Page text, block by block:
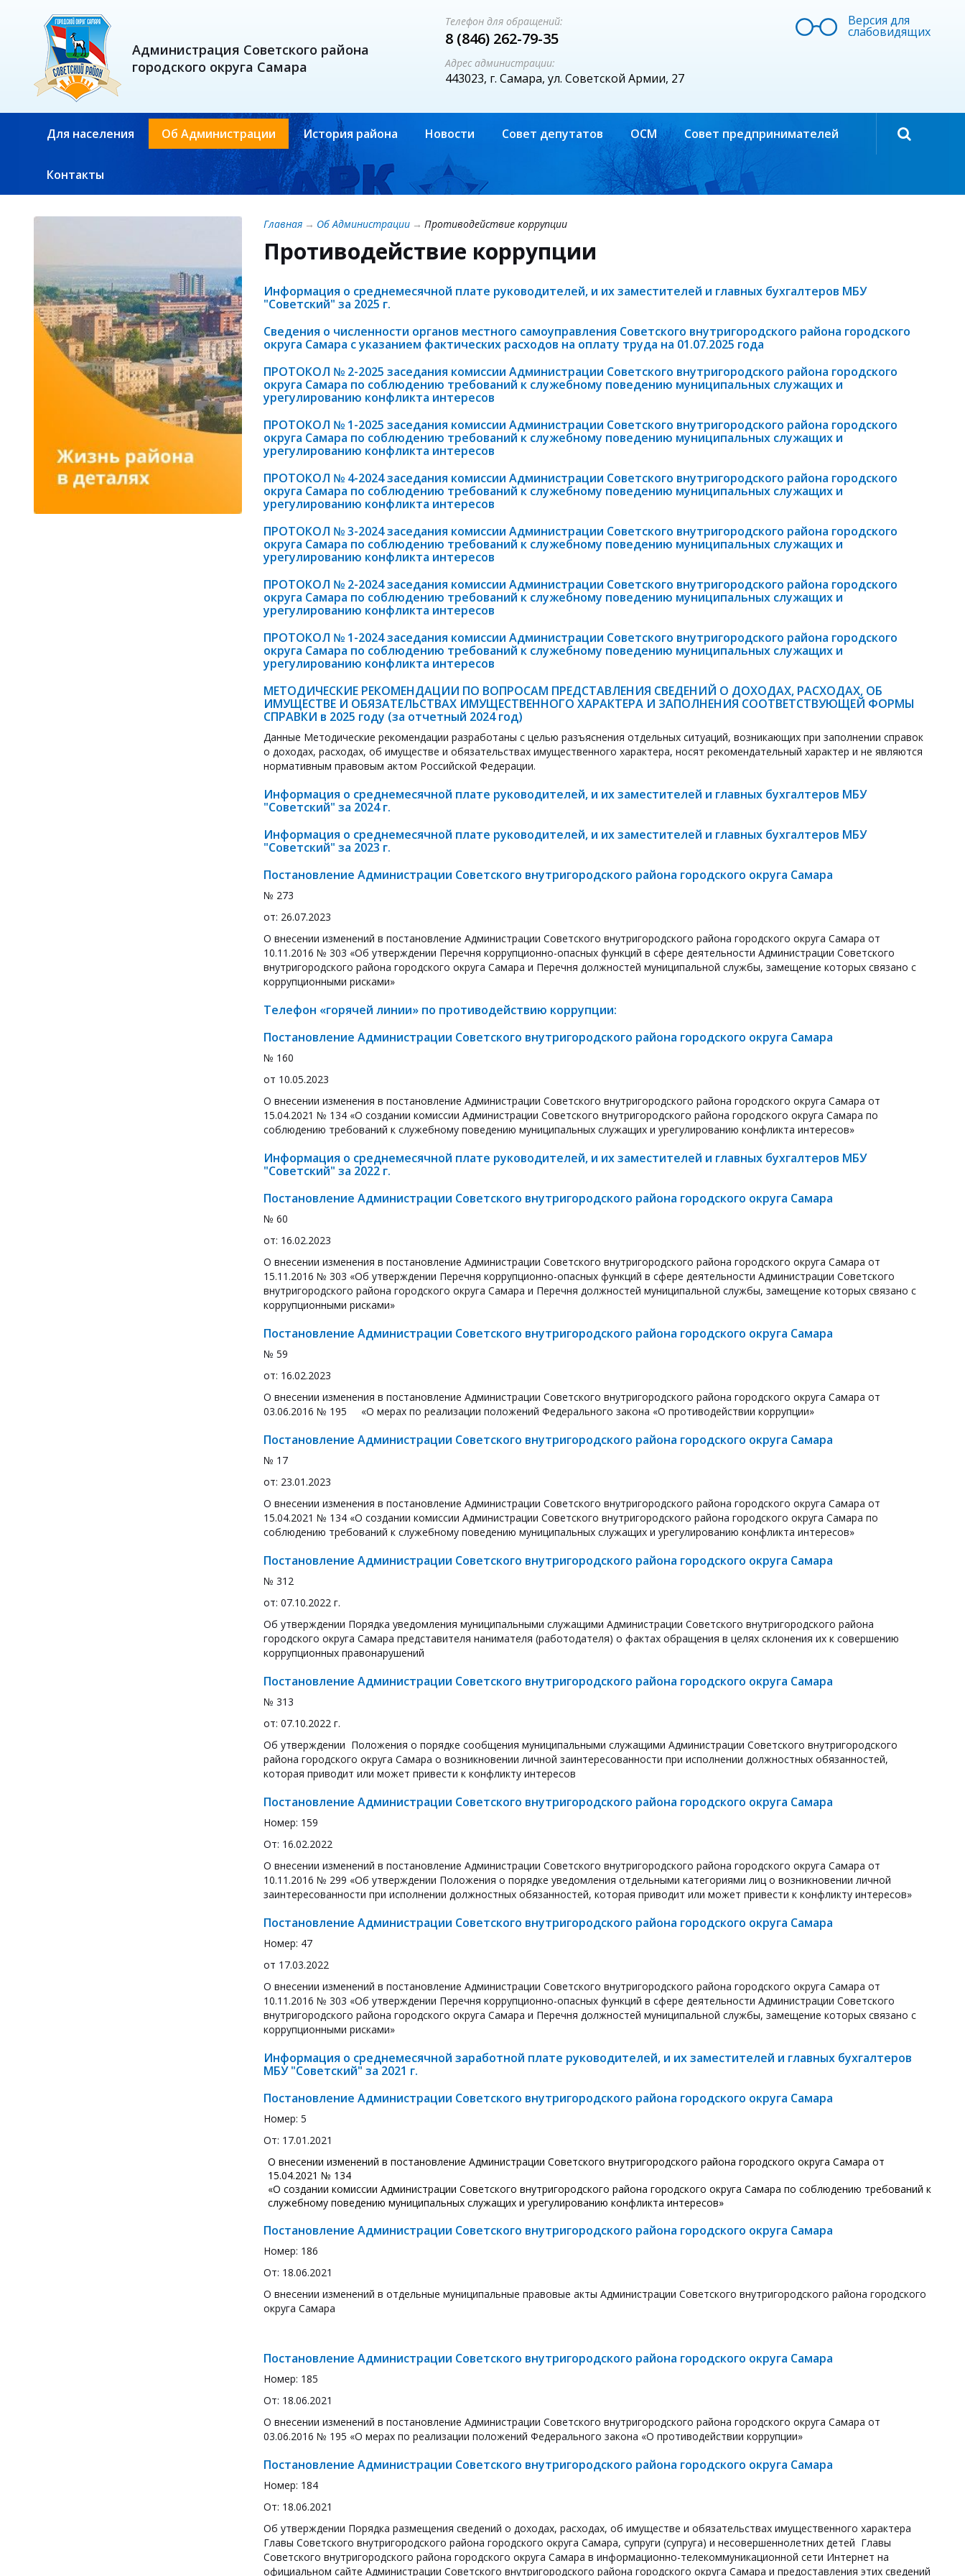
Администрация Советского района
городского округа Самара
Телефон для обращений:
8 (846) 262-79-35
Адрес администрации:
443023, г. Самара, ул. Советской Армии, 27
Версия для
слабовидящих
Для населения Об Администрации История района Новости Совет депутатов ОСМ Совет предпринимателей
Контакты
Главная → Об Администрации → Противодействие коррупции
Противодействие коррупции
Информация о среднемесячной плате руководителей, и их заместителей и главных бухгалтеров МБУ
"Советский" за 2025 г.
Сведения о численности органов местного самоуправления Советского внутригородского района городского
округа Самара с указанием фактических расходов на оплату труда на 01.07.2025 года
ПРОТОКОЛ № 2-2025 заседания комиссии Администрации Советского внутригородского района городского
округа Самара по соблюдению требований к служебному поведению муниципальных служащих и
урегулированию конфликта интересов
ПРОТОКОЛ № 1-2025 заседания комиссии Администрации Советского внутригородского района городского
округа Самара по соблюдению требований к служебному поведению муниципальных служащих и
урегулированию конфликта интересов
ПРОТОКОЛ № 4-2024 заседания комиссии Администрации Советского внутригородского района городского
округа Самара по соблюдению требований к служебному поведению муниципальных служащих и
урегулированию конфликта интересов
ПРОТОКОЛ № 3-2024 заседания комиссии Администрации Советского внутригородского района городского
округа Самара по соблюдению требований к служебному поведению муниципальных служащих и
урегулированию конфликта интересов
ПРОТОКОЛ № 2-2024 заседания комиссии Администрации Советского внутригородского района городского
округа Самара по соблюдению требований к служебному поведению муниципальных служащих и
урегулированию конфликта интересов
ПРОТОКОЛ № 1-2024 заседания комиссии Администрации Советского внутригородского района городского
округа Самара по соблюдению требований к служебному поведению муниципальных служащих и
урегулированию конфликта интересов
МЕТОДИЧЕСКИЕ РЕКОМЕНДАЦИИ ПО ВОПРОСАМ ПРЕДСТАВЛЕНИЯ СВЕДЕНИЙ О ДОХОДАХ, РАСХОДАХ, ОБ
ИМУЩЕСТВЕ И ОБЯЗАТЕЛЬСТВАХ ИМУЩЕСТВЕННОГО ХАРАКТЕРА И ЗАПОЛНЕНИЯ СООТВЕТСТВУЮЩЕЙ ФОРМЫ
СПРАВКИ в 2025 году (за отчетный 2024 год)
Данные Методические рекомендации разработаны с целью разъяснения отдельных ситуаций, возникающих при заполнении справок
о доходах, расходах, об имуществе и обязательствах имущественного характера, носят рекомендательный характер и не являются
нормативным правовым актом Российской Федерации.
Информация о среднемесячной плате руководителей, и их заместителей и главных бухгалтеров МБУ
"Советский" за 2024 г.
Информация о среднемесячной плате руководителей, и их заместителей и главных бухгалтеров МБУ
"Советский" за 2023 г.
Постановление Администрации Советского внутригородского района городского округа Самара
№ 273
от: 26.07.2023
О внесении изменений в постановление Администрации Советского внутригородского района городского округа Самара от
10.11.2016 № 303 «Об утверждении Перечня коррупционно-опасных функций в сфере деятельности Администрации Советского
внутригородского района городского округа Самара и Перечня должностей муниципальной службы, замещение которых связано с
коррупционными рисками»
Телефон «горячей линии» по противодействию коррупции:
Постановление Администрации Советского внутригородского района городского округа Самара
№ 160
от 10.05.2023
О внесении изменения в постановление Администрации Советского внутригородского района городского округа Самара от
15.04.2021 № 134 «О создании комиссии Администрации Советского внутригородского района городского округа Самара по
соблюдению требований к служебному поведению муниципальных служащих и урегулированию конфликта интересов»
Информация о среднемесячной плате руководителей, и их заместителей и главных бухгалтеров МБУ
"Советский" за 2022 г.
Постановление Администрации Советского внутригородского района городского округа Самара
№ 60
от: 16.02.2023
О внесении изменения в постановление Администрации Советского внутригородского района городского округа Самара от
15.11.2016 № 303 «Об утверждении Перечня коррупционно-опасных функций в сфере деятельности Администрации Советского
внутригородского района городского округа Самара и Перечня должностей муниципальной службы, замещение которых связано с
коррупционными рисками»
Постановление Администрации Советского внутригородского района городского округа Самара
№ 59
от: 16.02.2023
О внесении изменения в постановление Администрации Советского внутригородского района городского округа Самара от
03.06.2016 № 195 «О мерах по реализации положений Федерального закона «О противодействии коррупции»
Постановление Администрации Советского внутригородского района городского округа Самара
№ 17
от: 23.01.2023
О внесении изменения в постановление Администрации Советского внутригородского района городского округа Самара от
15.04.2021 № 134 «О создании комиссии Администрации Советского внутригородского района городского округа Самара по
соблюдению требований к служебному поведению муниципальных служащих и урегулированию конфликта интересов»
Постановление Администрации Советского внутригородского района городского округа Самара
№ 312
от: 07.10.2022 г.
Об утверждении Порядка уведомления муниципальными служащими Администрации Советского внутригородского района
городского округа Самара представителя нанимателя (работодателя) о фактах обращения в целях склонения их к совершению
коррупционных правонарушений
Постановление Администрации Советского внутригородского района городского округа Самара
№ 313
от: 07.10.2022 г.
Об утверждении Положения о порядке сообщения муниципальными служащими Администрации Советского внутригородского
района городского округа Самара о возникновении личной заинтересованности при исполнении должностных обязанностей,
которая приводит или может привести к конфликту интересов
Постановление Администрации Советского внутригородского района городского округа Самара
Номер: 159
От: 16.02.2022
О внесении изменений в постановление Администрации Советского внутригородского района городского округа Самара от
10.11.2016 № 299 «Об утверждении Положения о порядке уведомления отдельными категориями лиц о возникновении личной
заинтересованности при исполнении должностных обязанностей, которая приводит или может привести к конфликту интересов»
Постановление Администрации Советского внутригородского района городского округа Самара
Номер: 47
от 17.03.2022
О внесении изменений в постановление Администрации Советского внутригородского района городского округа Самара от
10.11.2016 № 303 «Об утверждении Перечня коррупционно-опасных функций в сфере деятельности Администрации Советского
внутригородского района городского округа Самара и Перечня должностей муниципальной службы, замещение которых связано с
коррупционными рисками»
Информация о среднемесячной заработной плате руководителей, и их заместителей и главных бухгалтеров
МБУ "Советский" за 2021 г.
Постановление Администрации Советского внутригородского района городского округа Самара
Номер: 5
От: 17.01.2021
О внесении изменений в постановление Администрации Советского внутригородского района городского округа Самара от
15.04.2021 № 134
«О создании комиссии Администрации Советского внутригородского района городского округа Самара по соблюдению требований к
служебному поведению муниципальных служащих и урегулированию конфликта интересов»
Постановление Администрации Советского внутригородского района городского округа Самара
Номер: 186
От: 18.06.2021
О внесении изменений в отдельные муниципальные правовые акты Администрации Советского внутригородского района городского
округа Самара
Постановление Администрации Советского внутригородского района городского округа Самара
Номер: 185
От: 18.06.2021
О внесении изменений в постановление Администрации Советского внутригородского района городского округа Самара от
03.06.2016 № 195 «О мерах по реализации положений Федерального закона «О противодействии коррупции»
Постановление Администрации Советского внутригородского района городского округа Самара
Номер: 184
От: 18.06.2021
Об утверждении Порядка размещения сведений о доходах, расходах, об имуществе и обязательствах имущественного характера
Главы Советского внутригородского района городского округа Самара, супруги (супруга) и несовершеннолетних детей Главы
Советского внутригородского района городского округа Самара в информационно-телекоммуникационной сети Интернет на
официальном сайте Администрации Советского внутригородского района городского округа Самара и предоставления этих сведений